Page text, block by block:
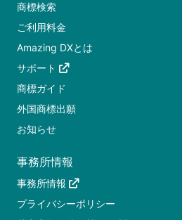
商標検索
ご利用料金
Amazing DXとは
サポート
商標ガイド
外国商標出願
お知らせ
事務所情報
事務所情報
プライバシーポリシー